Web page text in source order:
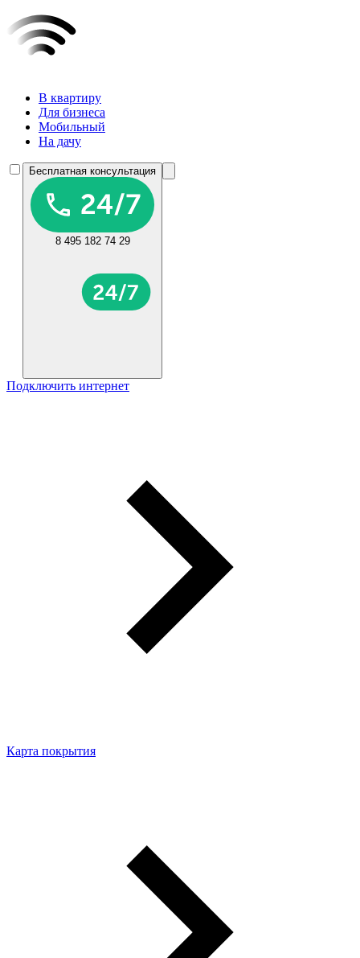
В квартиру
Для бизнеса
Мобильный
На дачу
Бесплатная консультация
8 495 182 74 29
Подключить интернет
Карта покрытия